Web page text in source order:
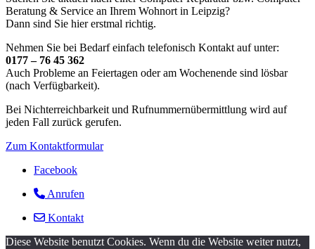
Beratung & Service an Ihrem Wohnort in Leipzig?
Dann sind Sie hier erstmal richtig.
Nehmen Sie bei Bedarf einfach telefonisch Kontakt auf unter:
0177 – 76 45 362
Auch Probleme an Feiertagen oder am Wochenende sind lösbar
(nach Verfügbarkeit).
Bei Nichterreichbarkeit und Rufnummernübermittlung wird auf
jeden Fall zurück gerufen.
Zum Kontaktformular
Facebook
Anrufen
Kontakt
Diese Website benutzt Cookies. Wenn du die Website weiter nutzt,